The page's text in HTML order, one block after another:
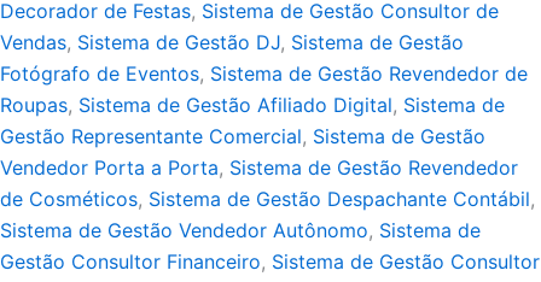
Decorador de Festas, Sistema de Gestão Consultor de
Vendas, Sistema de Gestão DJ, Sistema de Gestão
Fotógrafo de Eventos, Sistema de Gestão Revendedor de
Roupas, Sistema de Gestão Afiliado Digital, Sistema de
Gestão Representante Comercial, Sistema de Gestão
Vendedor Porta a Porta, Sistema de Gestão Revendedor
de Cosméticos, Sistema de Gestão Despachante Contábil,
Sistema de Gestão Vendedor Autônomo, Sistema de
Gestão Consultor Financeiro, Sistema de Gestão Consultor